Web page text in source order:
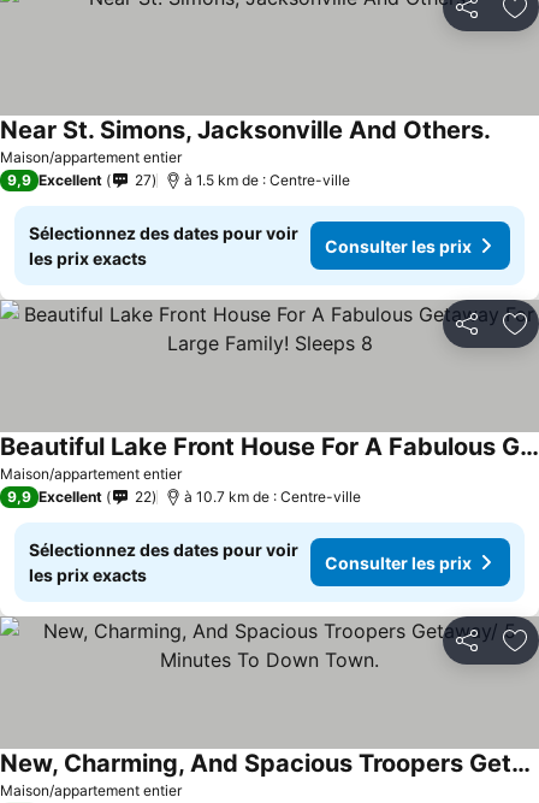
Partager
Maison/appartement entier
Near St. Simons, Jacksonville And Others.
9,9 Excellent 27 à 1.5 km de : Centre-ville
Sélectionnez des dates pour voir
les prix exacts
Consulter les prix
Partager
Maison/appartement entier
Beautiful Lake Front House For A Fabulous Getaway For Large Family! Sleeps 8
9,9 Excellent 22 à 10.7 km de : Centre-ville
Sélectionnez des dates pour voir
les prix exacts
Consulter les prix
Partager
Maison/appartement entier
New, Charming, And Spacious Troopers Getaway/ 5 Minutes To Down Town.